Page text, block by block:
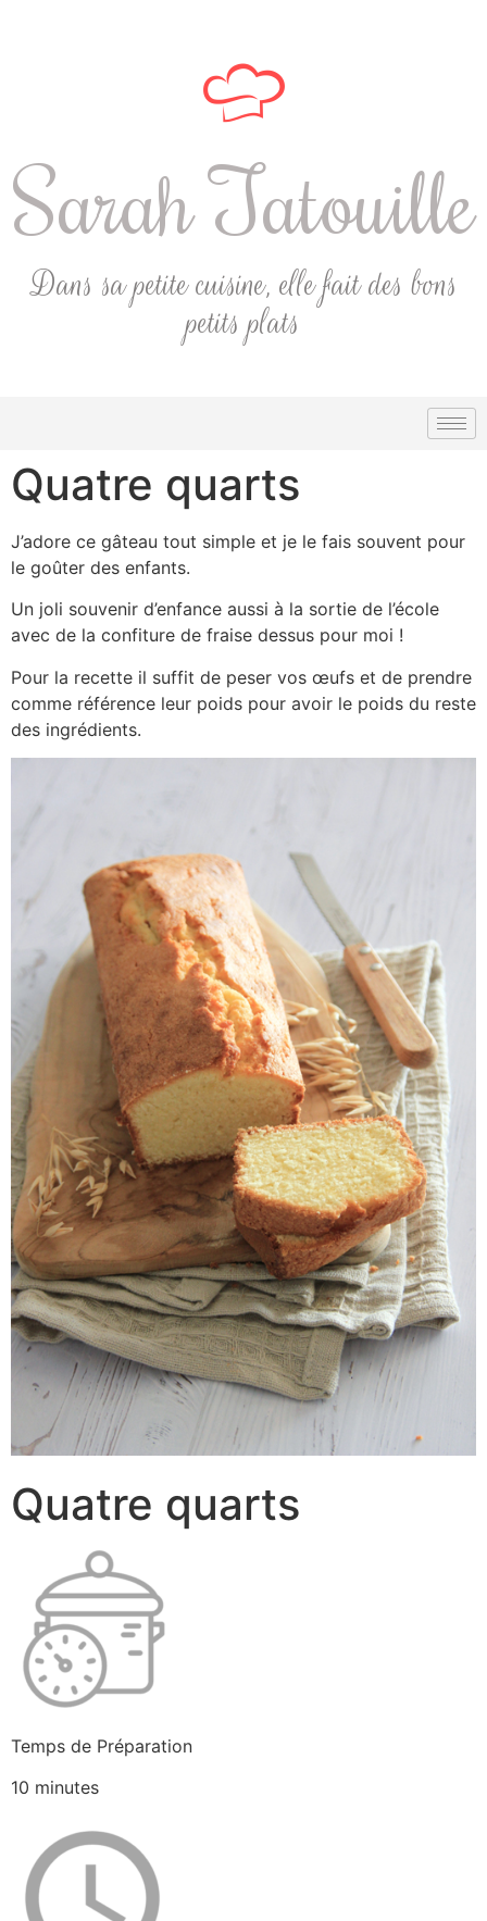
Sarah Tatouille
Dans sa petite cuisine, elle fait des bons
petits plats
Quatre quarts
J’adore ce gâteau tout simple et je le fais souvent pour
le goûter des enfants.
Un joli souvenir d’enfance aussi à la sortie de l’école
avec de la confiture de fraise dessus pour moi !
Pour la recette il suffit de peser vos œufs et de prendre
comme référence leur poids pour avoir le poids du reste
des ingrédients.
Quatre quarts
Temps de Préparation
10 minutes